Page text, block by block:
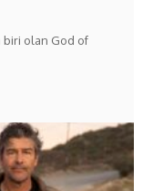
biri olan God of